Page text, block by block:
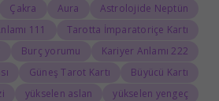
Astrolojide Neptün
Aura
Çakra
Tarotta İmparatoriçe Kartı
111 Kariyer Anlamı
222 Kariyer Anlamı
Burç yorumu
Büyücü Kartı
Güneş Tarot Kartı
yükselen yengeç
yükselen aslan